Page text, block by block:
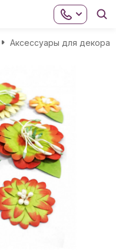
Аксессуары для декора